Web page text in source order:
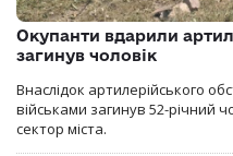
Окупанти вдарили
загинув чоловік
Внаслідок артилерійського
військами загинув 52-річний
сектор міста.